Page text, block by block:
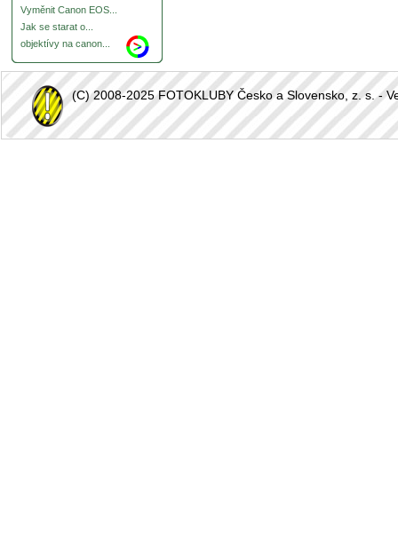
Vyměnit Canon EOS...
Jak se starat o...
objektívy na canon...
(C) 2008-2025 FOTOKLUBY Česko a Slovensko, z. s. -